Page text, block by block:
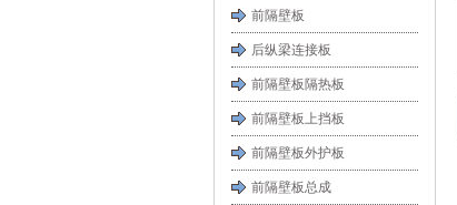
前隔壁板
后纵梁连接板
前隔壁板隔热板
前隔壁板上挡板
前隔壁板外护板
前隔壁板总成